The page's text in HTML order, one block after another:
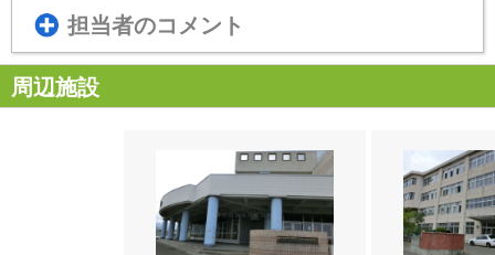
担当者のコメント
周辺施設